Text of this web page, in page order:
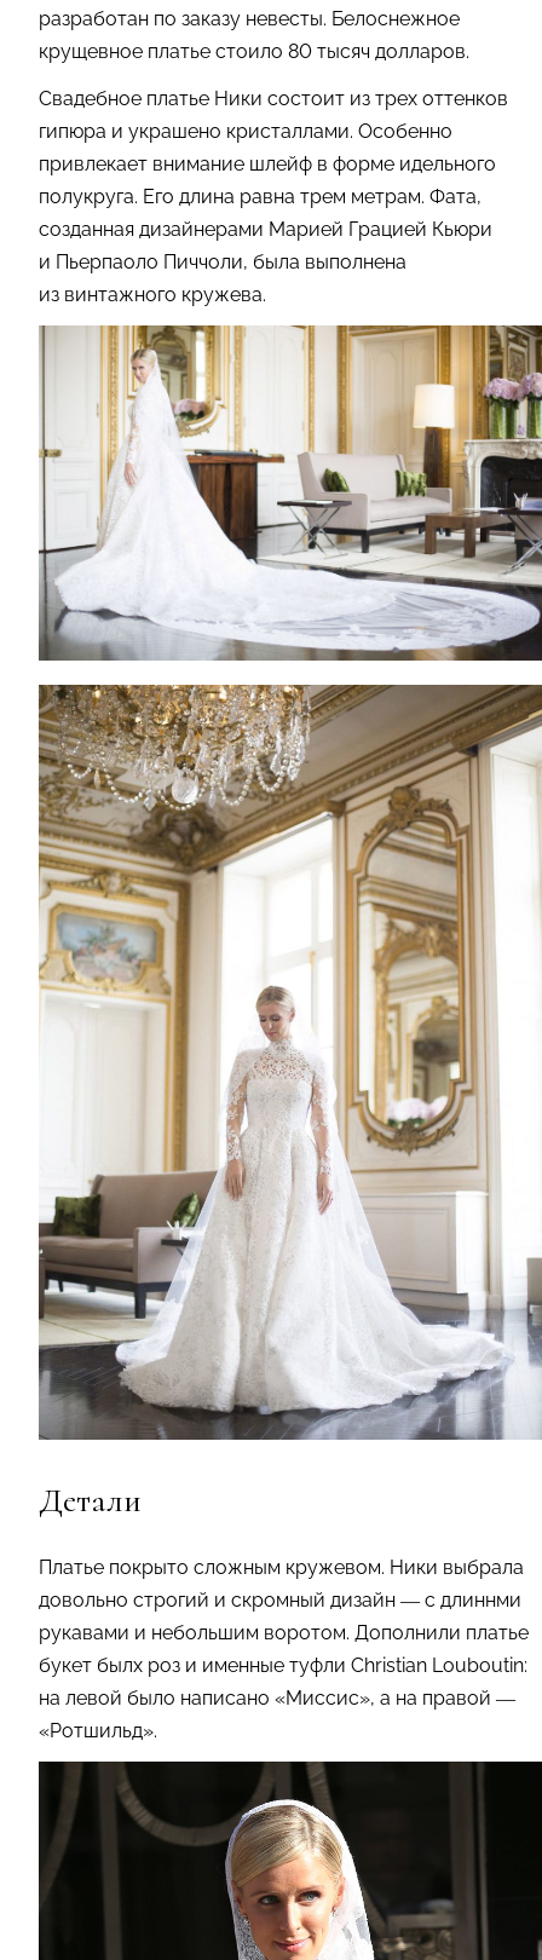
разработан по заказу невесты. Белоснежное
крущевное платье стоило 80 тысяч долларов.
Свадебное платье Ники состоит из трех оттенков
гипюра и украшено кристаллами. Особенно
привлекает внимание шлейф в форме идельного
полукруга. Его длина равна трем метрам. Фата,
созданная дизайнерами Марией Грацией Кьюри
и Пьерпаоло Пиччоли, была выполнена
из винтажного кружева.
Детали
Платье покрыто сложным кружевом. Ники выбрала
довольно строгий и скромный дизайн — с длиннми
рукавами и небольшим воротом. Дополнили платье
букет былх роз и именные туфли Christian Louboutin:
на левой было написано «Миссис», а на правой —
«Ротшильд».